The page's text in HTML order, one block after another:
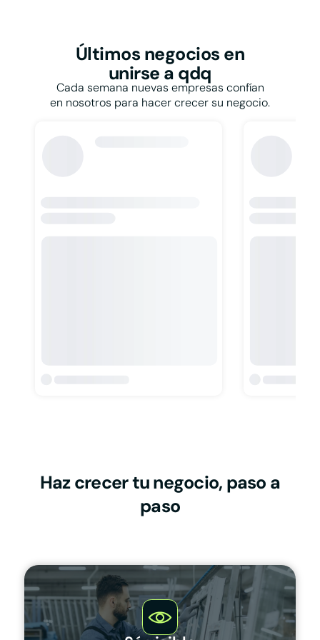
Peluquerías
Persianas
Pintores
Pizzerías
Tiendas de ropa
Tintorerías y lavanderías
Toldos
Veterinarios
Últimos negocios en
unirse a qdq
Cada semana nuevas empresas confían
en nosotros para hacer crecer su negocio.
Haz crecer tu negocio, paso a
paso